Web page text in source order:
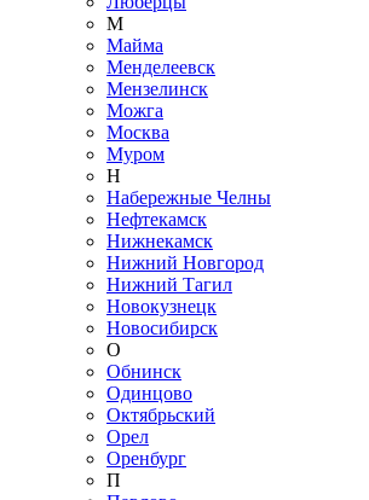
М
Майма
Менделеевск
Мензелинск
Можга
Москва
Муром
Н
Набережные Челны
Нефтекамск
Нижнекамск
Нижний Новгород
Нижний Тагил
Новокузнецк
Новосибирск
О
Обнинск
Одинцово
Октябрьский
Орел
Оренбург
П